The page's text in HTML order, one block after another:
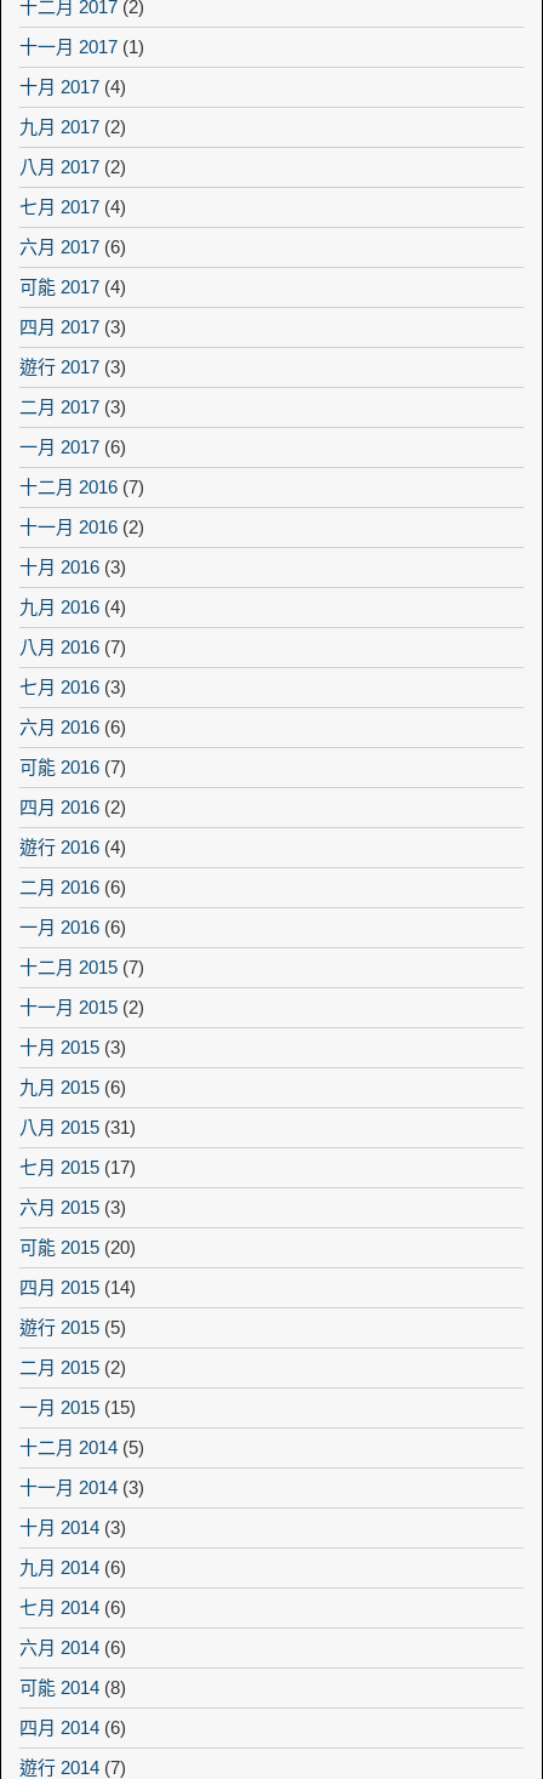
十二月 2017 (2)
十一月 2017 (1)
十月 2017 (4)
九月 2017 (2)
八月 2017 (2)
七月 2017 (4)
六月 2017 (6)
可能 2017 (4)
四月 2017 (3)
遊行 2017 (3)
二月 2017 (3)
一月 2017 (6)
十二月 2016 (7)
十一月 2016 (2)
十月 2016 (3)
九月 2016 (4)
八月 2016 (7)
七月 2016 (3)
六月 2016 (6)
可能 2016 (7)
四月 2016 (2)
遊行 2016 (4)
二月 2016 (6)
一月 2016 (6)
十二月 2015 (7)
十一月 2015 (2)
十月 2015 (3)
九月 2015 (6)
八月 2015 (31)
七月 2015 (17)
六月 2015 (3)
可能 2015 (20)
四月 2015 (14)
遊行 2015 (5)
二月 2015 (2)
一月 2015 (15)
十二月 2014 (5)
十一月 2014 (3)
十月 2014 (3)
九月 2014 (6)
七月 2014 (6)
六月 2014 (6)
可能 2014 (8)
四月 2014 (6)
遊行 2014 (7)